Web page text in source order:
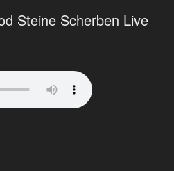
Steine Scherben Live